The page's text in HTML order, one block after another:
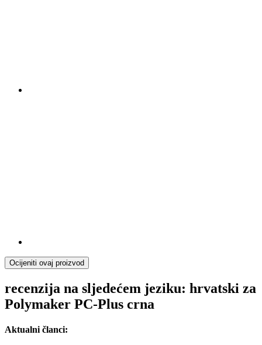
Ocijeniti ovaj proizvod
recenzija na sljedećem jeziku: hrvatski za
Polymaker PC-Plus crna
Aktualni članci: